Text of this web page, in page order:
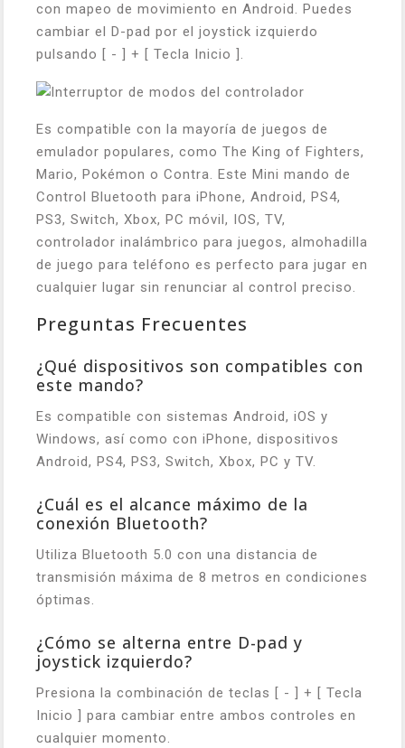
con mapeo de movimiento en Android. Puedes
cambiar el D-pad por el joystick izquierdo
pulsando [ - ] + [ Tecla Inicio ].
Es compatible con la mayoría de juegos de
emulador populares, como The King of Fighters,
Mario, Pokémon o Contra. Este Mini mando de
Control Bluetooth para iPhone, Android, PS4,
PS3, Switch, Xbox, PC móvil, IOS, TV,
controlador inalámbrico para juegos, almohadilla
de juego para teléfono es perfecto para jugar en
cualquier lugar sin renunciar al control preciso.
Preguntas Frecuentes
¿Qué dispositivos son compatibles con
este mando?
Es compatible con sistemas Android, iOS y
Windows, así como con iPhone, dispositivos
Android, PS4, PS3, Switch, Xbox, PC y TV.
¿Cuál es el alcance máximo de la
conexión Bluetooth?
Utiliza Bluetooth 5.0 con una distancia de
transmisión máxima de 8 metros en condiciones
óptimas.
¿Cómo se alterna entre D-pad y
joystick izquierdo?
Presiona la combinación de teclas [ - ] + [ Tecla
Inicio ] para cambiar entre ambos controles en
cualquier momento.